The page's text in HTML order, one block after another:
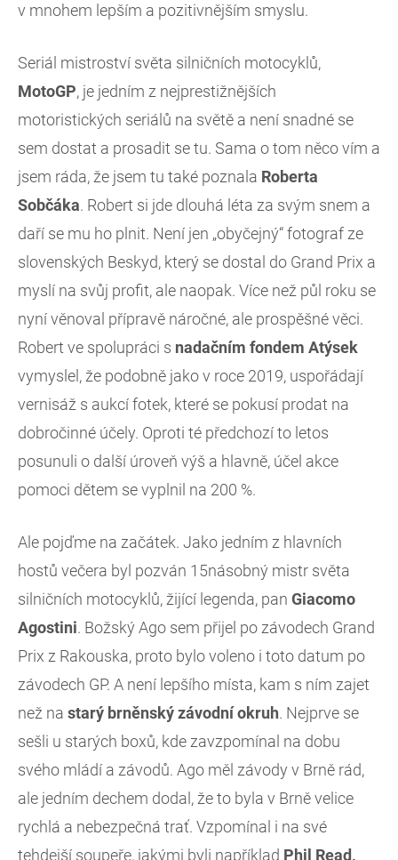
v mnohem lepším a pozitivnějším smyslu.
Seriál mistroství světa silničních motocyklů,
MotoGP, je jedním z nejprestižnějších
motoristických seriálů na světě a není snadné se
sem dostat a prosadit se tu. Sama o tom něco vím a
jsem ráda, že jsem tu také poznala Roberta
Sobčáka. Robert si jde dlouhá léta za svým snem a
daří se mu ho plnit. Není jen „obyčejný“ fotograf ze
slovenských Beskyd, který se dostal do Grand Prix a
myslí na svůj profit, ale naopak. Více než půl roku se
nyní věnoval přípravě náročné, ale prospěšné věci.
Robert ve spolupráci s nadačním fondem Atýsek
vymyslel, že podobně jako v roce 2019, uspořádají
vernisáž s aukcí fotek, které se pokusí prodat na
dobročinné účely. Oproti té předchozí to letos
posunuli o další úroveň výš a hlavně, účel akce
pomoci dětem se vyplnil na 200 %.
Ale pojďme na začátek. Jako jedním z hlavních
hostů večera byl pozván 15násobný mistr světa
silničních motocyklů, žijící legenda, pan Giacomo
Agostini. Božský Ago sem přijel po závodech Grand
Prix z Rakouska, proto bylo voleno i toto datum po
závodech GP. A není lepšího místa, kam s ním zajet
než na starý brněnský závodní okruh. Nejprve se
sešli u starých boxů, kde zavzpomínal na dobu
svého mládí a závodů. Ago měl závody v Brně rád,
ale jedním dechem dodal, že to byla v Brně velice
rychlá a nebezpečná trať. Vzpomínal i na své
tehdejší soupeře, jakými byli například Phil Read,